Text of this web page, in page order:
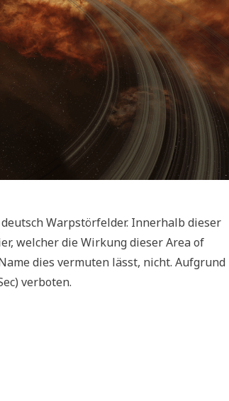
deutsch Warpstörfelder. Innerhalb dieser
welcher die Wirkung dieser Area of
dies vermuten lässt, nicht. Aufgrund
verboten.